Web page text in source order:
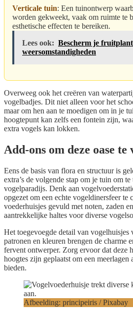
Verticale tuin: Een tuinontwerp
worden gekweekt, vaak om ruimte te
esthetische effecten te bereiken.
Lees ook: Bescherm je
weersomstandigheden
Overweeg ook het creëren van
vogelbadjes. Dit niet alleen voor het
maar om hen aan te moedigen om in je
hoogtepunt kan zelfs een fontein zijn,
extra vogels kan lokken.
Add-ons om deze oase
Eens de basis van flora en structuur is
extra’s de volgende stap om je tuin om
vogelparadijs. Denk aan
opgezet om een echte vogeldinersfeer te
voederhuisjes gevuld met noten, zaden
aantrekkelijke haltes voor diverse
Het toegevoegde detail van vogelhuisjes
patronen en kleuren brengen de charme
fervent ontwerper. Zorg ervoor dat deze
hoogtes zijn geplaatst om een meerlagen
bieden.
Afbeelding: principeiris / Pixabay